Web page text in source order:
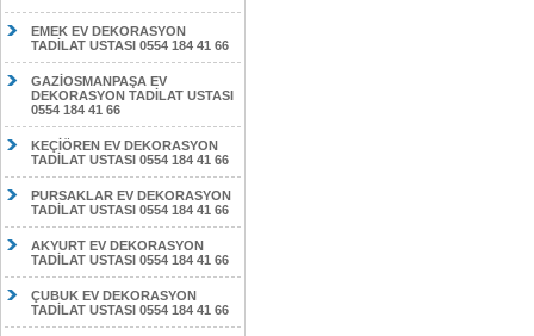
EMEK EV DEKORASYON
TADİLAT USTASI 0554 184 41 66
GAZİOSMANPAŞA EV
DEKORASYON TADİLAT USTASI
0554 184 41 66
KEÇİÖREN EV DEKORASYON
TADİLAT USTASI 0554 184 41 66
PURSAKLAR EV DEKORASYON
TADİLAT USTASI 0554 184 41 66
AKYURT EV DEKORASYON
TADİLAT USTASI 0554 184 41 66
ÇUBUK EV DEKORASYON
TADİLAT USTASI 0554 184 41 66